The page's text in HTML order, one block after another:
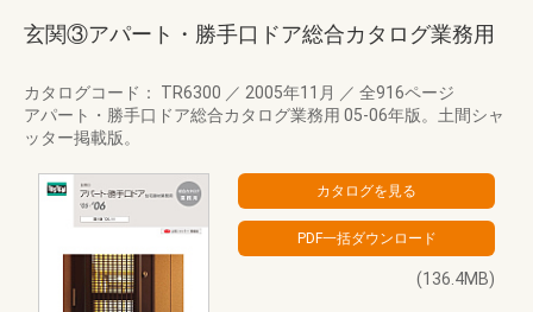
玄関③アパート・勝手口ドア総合カタログ業務用
カタログコード： TR6300 ／ 2005年11月 ／ 全916ページ
アパート・勝手口ドア総合カタログ業務用 05-06年版。土間シャ
ッター掲載版。
(136.4MB)